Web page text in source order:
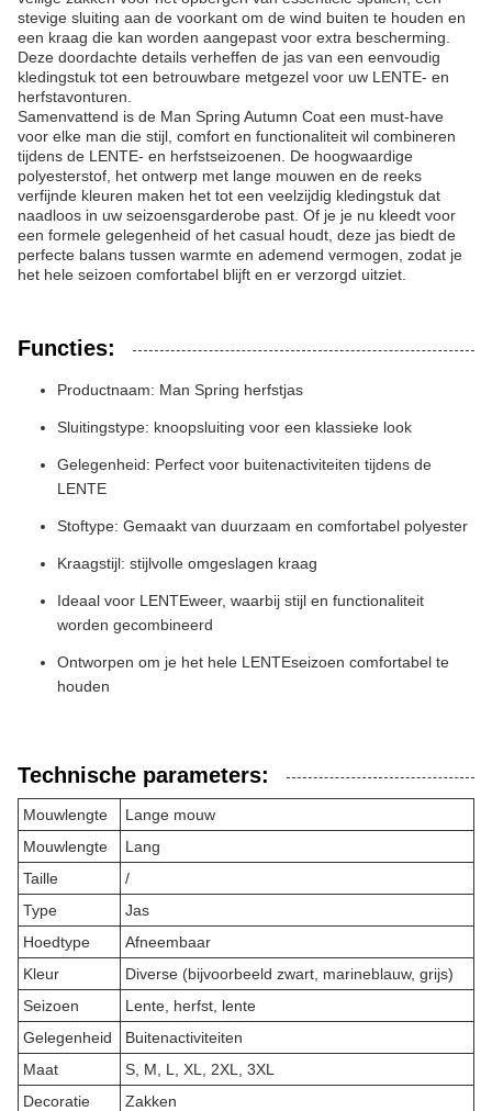
stevige sluiting aan de voorkant om de wind buiten te houden en
een kraag die kan worden aangepast voor extra bescherming.
Deze doordachte details verheffen de jas van een eenvoudig
kledingstuk tot een betrouwbare metgezel voor uw LENTE- en
herfstavonturen.
Samenvattend is de Man Spring Autumn Coat een must-have
voor elke man die stijl, comfort en functionaliteit wil combineren
tijdens de LENTE- en herfstseizoenen. De hoogwaardige
polyesterstof, het ontwerp met lange mouwen en de reeks
verfijnde kleuren maken het tot een veelzijdig kledingstuk dat
naadloos in uw seizoensgarderobe past. Of je je nu kleedt voor
een formele gelegenheid of het casual houdt, deze jas biedt de
perfecte balans tussen warmte en ademend vermogen, zodat je
het hele seizoen comfortabel blijft en er verzorgd uitziet.
Functies:
Productnaam: Man Spring herfstjas
Sluitingstype: knoopsluiting voor een klassieke look
Gelegenheid: Perfect voor buitenactiviteiten tijdens de
LENTE
Stoftype: Gemaakt van duurzaam en comfortabel polyester
Kraagstijl: stijlvolle omgeslagen kraag
Ideaal voor LENTEweer, waarbij stijl en functionaliteit
worden gecombineerd
Ontworpen om je het hele LENTEseizoen comfortabel te
houden
Technische parameters:
Mouwlengte
Lange mouw
Mouwlengte
Lang
Taille
/
Type
Jas
Hoedtype
Afneembaar
Kleur
Diverse (bijvoorbeeld zwart, marineblauw, grijs)
Seizoen
Lente, herfst, lente
Gelegenheid
Buitenactiviteiten
Maat
S, M, L, XL, 2XL, 3XL
Decoratie
Zakken